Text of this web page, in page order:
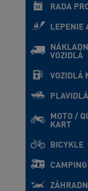
RADA
LEPENIE
VOZIDLÁ
VOZIDLÁ
PLAVIDLÁ
MOTO /
KART
BICYKLE
CAMPING